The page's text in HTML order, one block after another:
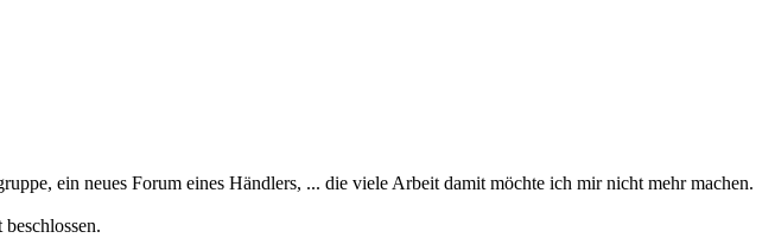
ein neues Forum eines Händlers, ... die viele Arbeit damit möchte ich mir nicht mehr machen.